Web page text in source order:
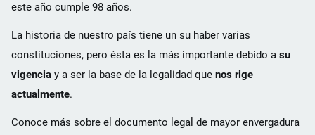
este año cumple 98 años.
La historia de nuestro país tiene un su haber varias
constituciones, pero ésta es la más importante debido a su
vigencia y a ser la base de la legalidad que nos rige
actualmente.
Conoce más sobre el documento legal de mayor envergadura